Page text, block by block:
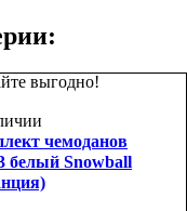
выгодно!
чемоданов
белый Snowball